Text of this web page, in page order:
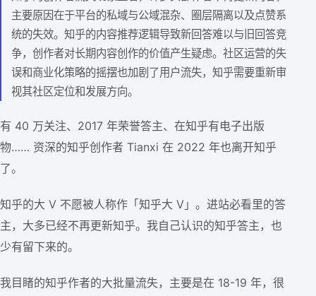
主要原因在于平台的私域与公域混杂、圈层隔离以及点赞系
统的失效。知乎的内容推荐逻辑导致新回答难以与旧回答竞
争，创作者对长期内容创作的价值产生疑虑。社区运营的失
误和商业化策略的摇摆也加剧了用户流失，知乎需要重新审
视其社区定位和发展方向。
有 40 万关注、2017 年荣誉答主、在知乎有电子出版
物…… 资深的知乎创作者 Tianxi 在 2022 年也离开知乎
了。
知乎的大 V 不愿被人称作「知乎大 V」。进站必看里的答
主，大多已经不再更新知乎。我自己认识的知乎答主，也
少有留下来的。
我目睹的知乎作者的大批量流失，主要是在 18-19 年，很